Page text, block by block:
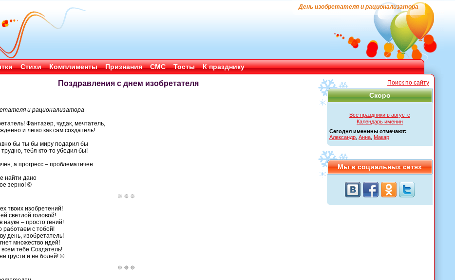
День изобретателя и рационализатора
Стихи Комплименты Признания СМС Тосты К празднику
Поиск по сайту
Скоро
Все праздники в августе
Календарь именин
Сегодня именины отмечают:
Александр Анна Макар
Мы в социальных сетях
Поздравления с днем изобретателя
и рационализатора
Фантазер, чудак, мечтатель,
и легко как сам создатель!
бы ты бы миру подарил бы
трудно, тебя кто-то убедил бы!
а прогресс – проблематичен…
найти дано
зерно! ©
твоих изобретений!
светлой головой!
науке – просто гений!
работаем с тобой!
день, изобретатель!
множество идей!
тебе Создатель!
грусти и не болей! ©